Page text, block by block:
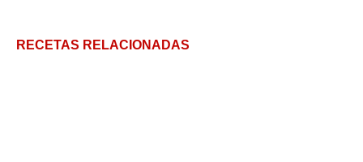
RECETAS RELACIONADAS